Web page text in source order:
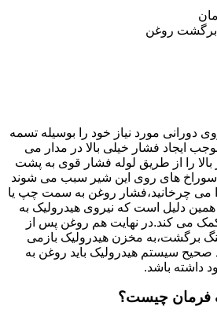
روغن
دورانی مورد نیاز خود را بوسیله تسمه
ایجاد فشار خیلی بالا در مدار می
را از طریق لوله فشار قوی به پشت
های روی این شیر سبب می شوند
می چرخانید،فشار روغن به سمت چپ یا
دلیل است که نیروی هیدرولیک به
می کند.در نهایت هم روغن پس از
برگشت،به مخزن هیدرولیک بازمی
صحیح سیستم هیدرولیک باید روغن به
داشته باشد.
فرمان چیست؟